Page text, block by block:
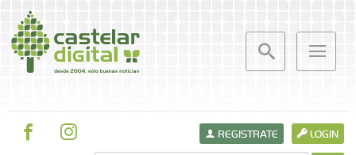
LOGIN
REGISTRATE